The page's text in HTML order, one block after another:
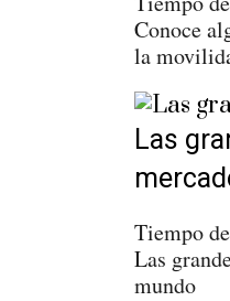
Conoce
la
Las
Tiempo
Las
mundo